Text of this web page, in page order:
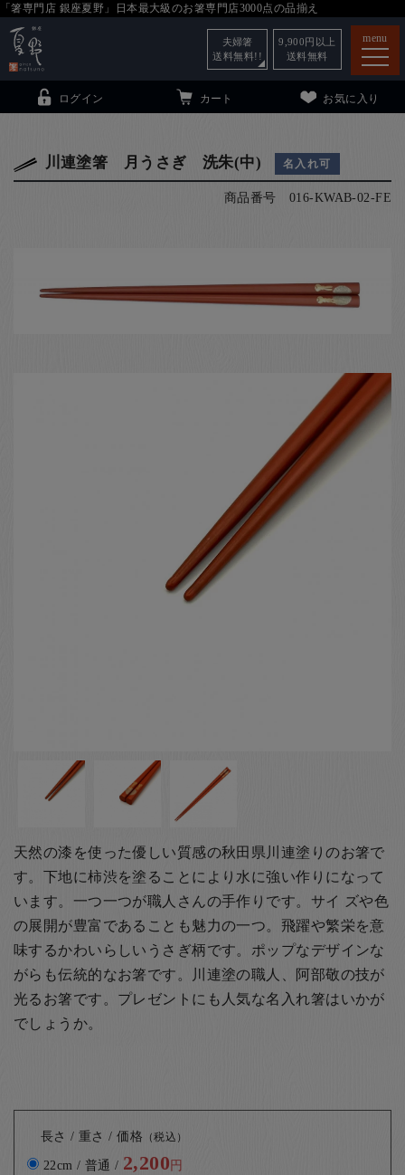
「箸専門店 銀座夏野」日本最大級のお箸専門店3000点の品揃え
menu
ログイン カート お気に入り
夫婦箸
送料無料!!
9,900 円以上
送料無料
川連塗箸 月うさぎ 洗朱(中) 名入れ可
商品番号 016-KWAB-02-FE
天然の漆を使った優しい質感の秋田県川連塗りのお箸で
す。下地に柿渋を塗ることにより水に強い作りになって
います。一つ一つが職人さんの手作りです。サイ ズや色
の展開が豊富であることも魅力の一つ。飛躍や繁栄を意
味するかわいらしいうさぎ柄です。ポップなデザインな
がらも伝統的なお箸です。
川連塗の職人、阿部敬の技が
光るお箸です。 プレゼントにも人気な名入れ箸はいかが
でしょうか。
長さ / 重さ / 価格 （税込）
22cm / 普通 / 2,200円